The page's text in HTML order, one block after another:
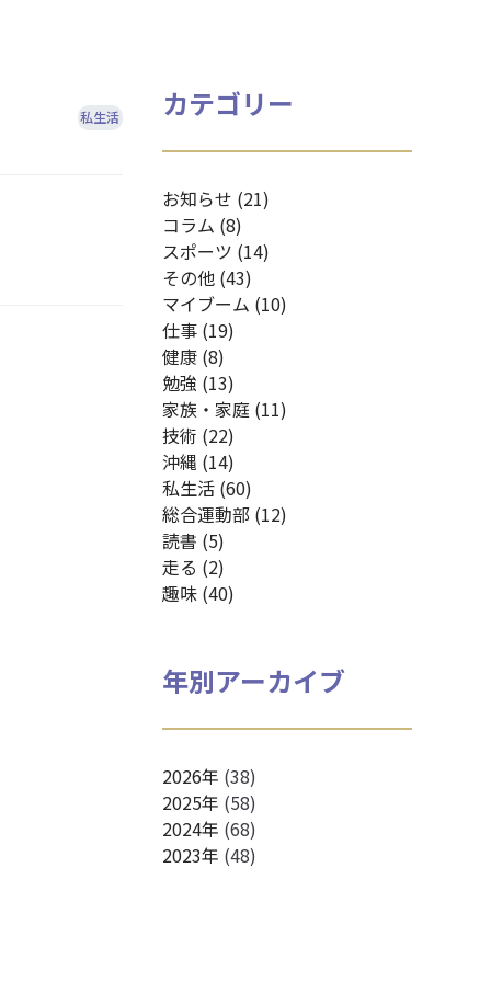
私生活 カテゴリー
お知らせ (21)
コラム (8)
スポーツ (14)
その他 (43)
マイブーム (10)
仕事 (19)
健康 (8)
勉強 (13)
家族・家庭 (11)
技術 (22)
沖縄 (14)
私生活 (60)
総合運動部 (12)
読書 (5)
走る (2)
趣味 (40)
年別アーカイブ
2026年 (38)
2025年 (58)
2024年 (68)
2023年 (48)